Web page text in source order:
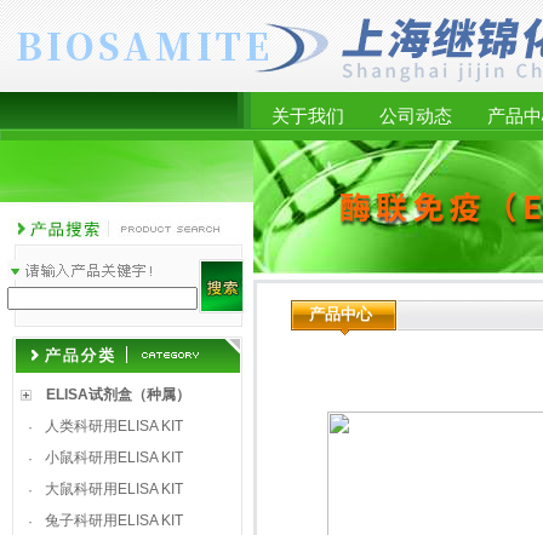
关于我们 公司动态 产品
ELISA试剂盒（种属）
·
人类科研用ELISA KIT
·
小鼠科研用ELISA KIT
·
大鼠科研用ELISA KIT
·
兔子科研用ELISA KIT
产品中心